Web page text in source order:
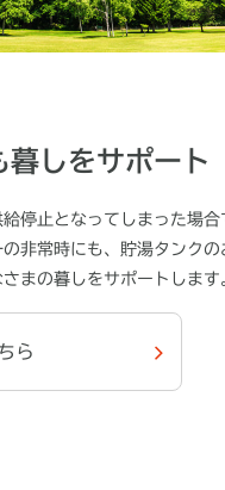
しをサポート
給停止となってしまった場
⾮常時にも、貯湯タンク
まの暮しをサポートします
ら